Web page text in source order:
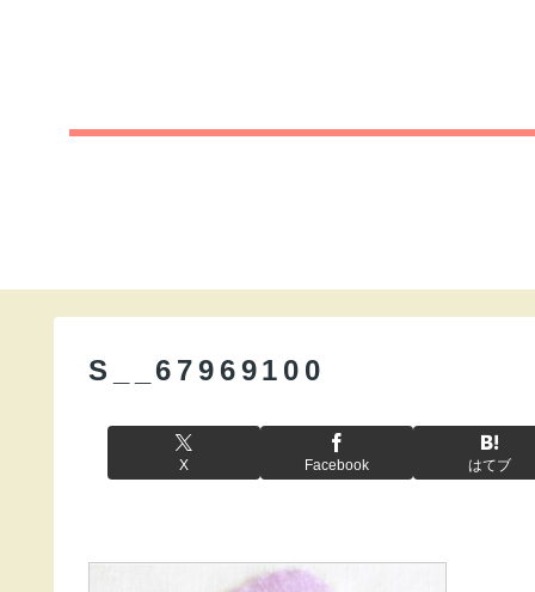
S__67969100
X Facebook はてブ